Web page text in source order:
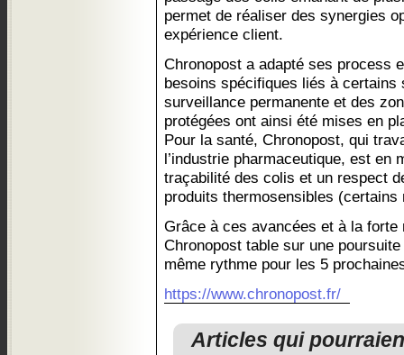
permet de réaliser des synergies
expérience client.
Chronopost a adapté ses process
besoins spécifiques liés à certains
surveillance permanente et des
protégées ont ainsi été mises en
Pour la santé, Chronopost, qui
l’industrie pharmaceutique, est en
traçabilité des colis et un respect
produits thermosensibles
Grâce à ces avancées et à la forte
Chronopost table sur une
même rythme pour les 5
https://www.chronopost.fr/
Articles qui